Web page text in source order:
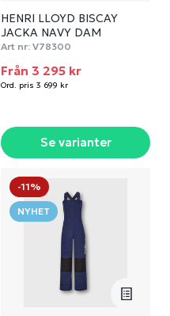
HENRI LLOYD BISCAY
JACKA NAVY DAM
Art nr: V78300
Från 3 295 kr
Ord. pris 3 699 kr
Se varianter
-11%
NYHET